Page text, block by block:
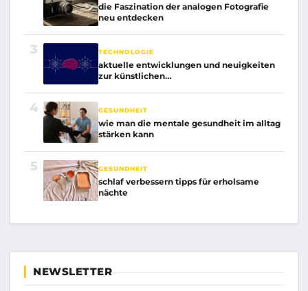
die Faszination der analogen Fotografie
neu entdecken
3 TECHNOLOGIE
aktuelle entwicklungen und neuigkeiten
zur künstlichen…
4 GESUNDHEIT
wie man die mentale gesundheit im alltag
stärken kann
5 GESUNDHEIT
schlaf verbessern tipps für erholsame
nächte
NEWSLETTER